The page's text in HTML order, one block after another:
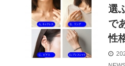
選
で
性